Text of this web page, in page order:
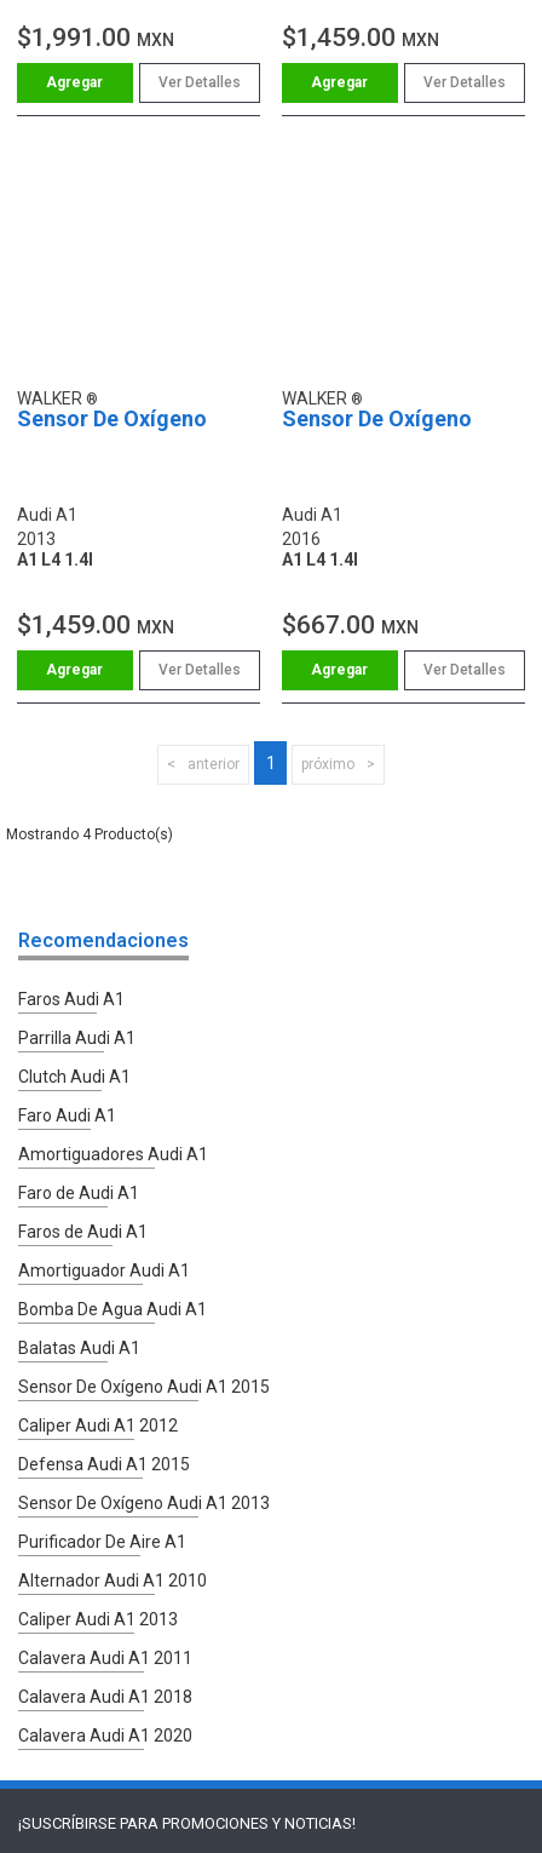
$1,991.00 MXN
Ver Detalles
$1,459.00 MXN
Ver Detalles
WALKER
Sensor De Oxígeno
Audi A1
2013
A1 L4 1.4l
$1,459.00 MXN
Ver Detalles
WALKER
Sensor De Oxígeno
Audi A1
2016
A1 L4 1.4l
$667.00 MXN
Ver Detalles
anterior 1 próximo
4
Recomendaciones
Faros Audi A1
Parrilla Audi A1
Clutch Audi A1
Faro Audi A1
Amortiguadores Audi A1
Faro de Audi A1
Faros de Audi A1
Amortiguador Audi A1
Bomba De Agua Audi A1
Balatas Audi A1
Sensor De Oxígeno Audi A1 2015
Caliper Audi A1 2012
Defensa Audi A1 2015
Sensor De Oxígeno Audi A1 2013
Purificador De Aire A1
Alternador Audi A1 2010
Caliper Audi A1 2013
Calavera Audi A1 2011
Calavera Audi A1 2018
Calavera Audi A1 2020
¡SUSCRÍBIRSE PARA PROMOCIONES Y NOTICIAS!